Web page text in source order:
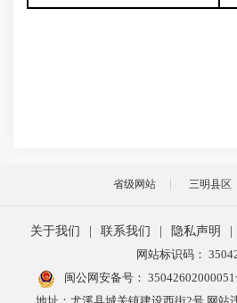
省级网站 三明县区
关于我们 联系我们 隐私声明
网站标识码：
闽公网安备号：